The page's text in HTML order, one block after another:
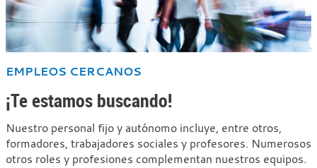
EMPLEOS CERCANOS
¡Te estamos buscando!
Nuestro personal fijo y autónomo incluye, entre otros,
formadores, trabajadores sociales y profesores. Numerosos
otros roles y profesiones complementan nuestros equipos.